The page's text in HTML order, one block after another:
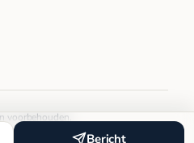
Bericht